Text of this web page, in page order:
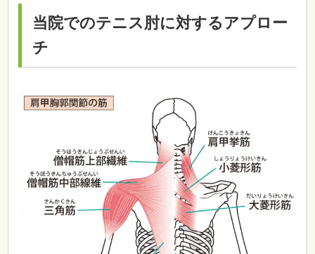
当院でのテニス肘に対するアプロー
チ